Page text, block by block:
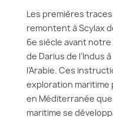
Les premières
remontent à Scylax
6e siècle avant
de Darius de l’Indus
l’Arabie. Ces
exploration
en Méditerranée
maritime se